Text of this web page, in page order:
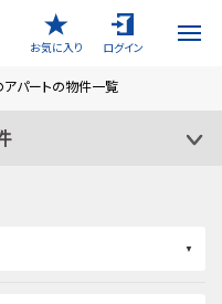
お気に入り
ログイン
パートの物件一覧